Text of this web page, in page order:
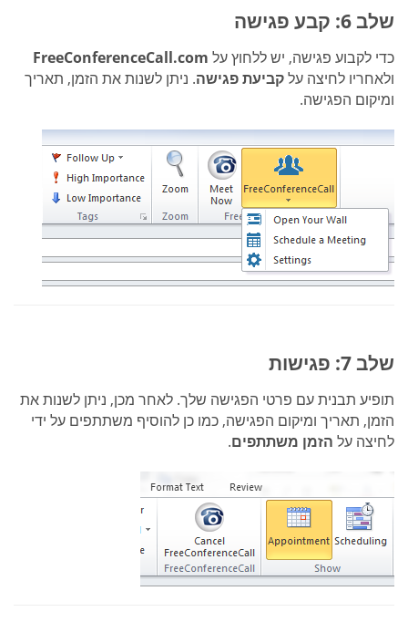
שלב 6: קבע פגישה
כדי לקבוע פגישה, יש ללחוץ על FreeConferenceCall.com
ולאחריו לחיצה עלקביעת פגישה. ניתן לשנות את הזמן, תאריך
ומיקום הפגישה.
שלב 7: פגישות
תופיע תבנית עם פרטי הפגישה שלך. לאחר מכן, ניתן לשנות את
הזמן, תאריך ומיקום הפגישה, כמו כן להוסיף משתתפים על ידי
לחיצה על הזמן משתתפים.